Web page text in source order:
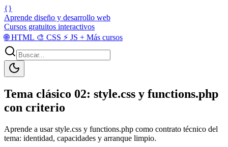
{}
Aprende diseño y desarrollo web
Cursos gratuitos interactivos
🌐HTML 🎨 CSS ⚡ JS + Más cursos
Tema clásico 02: style.css y functions.php
con criterio
Aprende a usar style.css y functions.php como contrato técnico del
tema: identidad, capacidades y arranque limpio.